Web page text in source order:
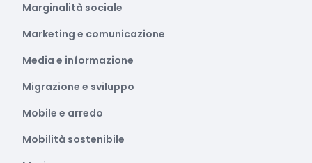
Marginalità sociale
Marketing e comunicazione
Media e informazione
Migrazione e sviluppo
Mobile e arredo
Mobilità sostenibile